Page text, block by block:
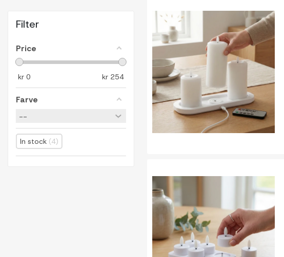
Filter
Price
kr 0 kr 254
Farve
In stock 4